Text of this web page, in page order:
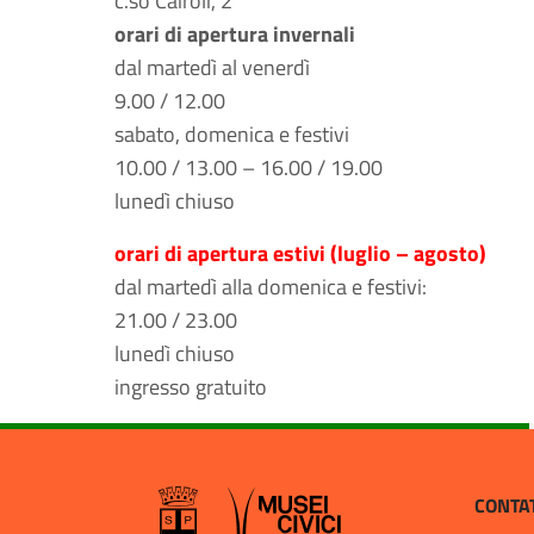
orari di apertura invernali
dal martedì al venerdì
9.00 / 12.00
sabato, domenica e festivi
10.00 / 13.00 – 16.00 / 19.00
lunedì chiuso
orari di apertura estivi (luglio – agosto)
dal martedì alla domenica e festivi:
21.00 / 23.00
lunedì chiuso
ingresso gratuito